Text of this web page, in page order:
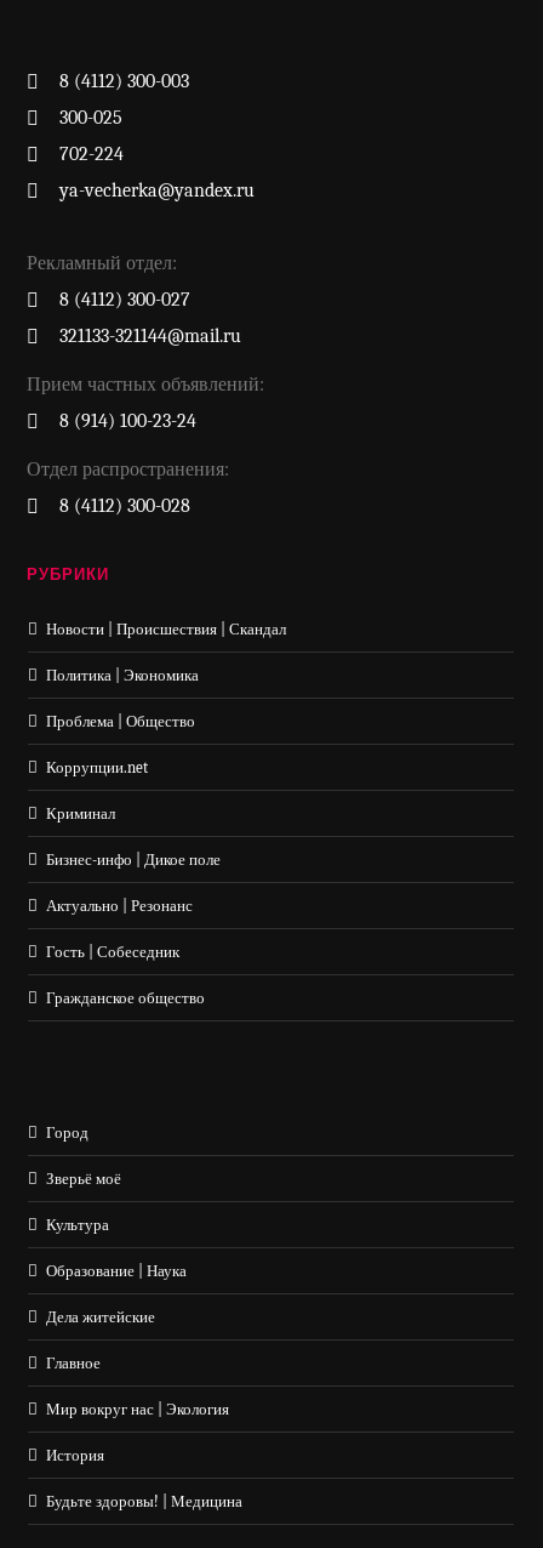
8 (4112) 300-003
300-025
702-224
ya-vecherka@yandex.ru
Рекламный отдел:
8 (4112) 300-027
321133-321144@mail.ru
Прием частных объявлений:
8 (914) 100-23-24
Отдел распространения:
8 (4112) 300-028
РУБРИКИ
Новости | Происшествия | Скандал
Политика | Экономика
Проблема | Общество
Коррупции.net
Криминал
Бизнес-инфо | Дикое поле
Актуально | Резонанс
Гость | Собеседник
Гражданское общество
Город
Зверьё моё
Культура
Образование | Наука
Дела житейские
Главное
Мир вокруг нас | Экология
История
Будьте здоровы! | Медицина